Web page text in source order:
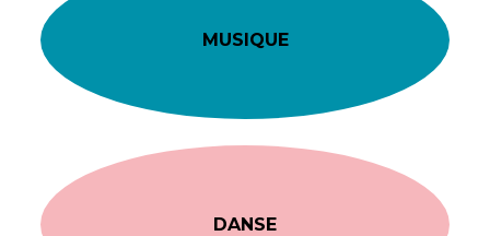
MUSIQUE
DANSE